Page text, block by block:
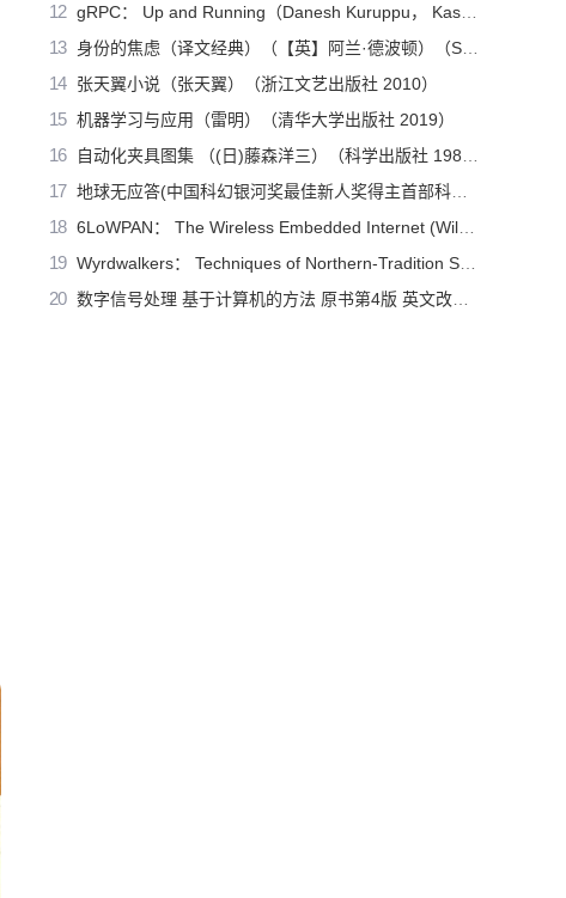
12 gRPC： Up and Running（Danesh Kuruppu， Kasun Indrasiri）（O’Reilly Media 2020）
13 身份的焦虑（译文经典）（【英】阿兰·德波顿）（Shanghai Translation Publishing House 2018）
14 张天翼小说（张天翼）（浙江文艺出版社 2010）
15 机器学习与应用（雷明）（清华大学出版社 2019）
16 自动化夹具图集 （(日)藤森洋三）（科学出版社 1982）
17 地球无应答(中国科幻银河奖最佳新人奖得主首部科幻短篇集！改良基因会不会带来灾难？置身未来，看时间空间合伙变魔术！)（王诺诺 [王诺诺]）（湖南文艺出版社 2019）
18 6LoWPAN： The Wireless Embedded Internet (Wiley Series on Communications Networking & Distributed Systems)（Zach Shelby， Carsten Bormann）（Wiley 2010）
19 Wyrdwalkers： Techniques of Northern-Tradition Shamanism（Raven Kaldera）（2013）
20 数字信号处理 基于计算机的方法 原书第4版 英文改编版（（美）桑吉特·米特拉著；阔永红改编）（北京：电子工业出版社 2011）